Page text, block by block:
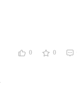
0 0